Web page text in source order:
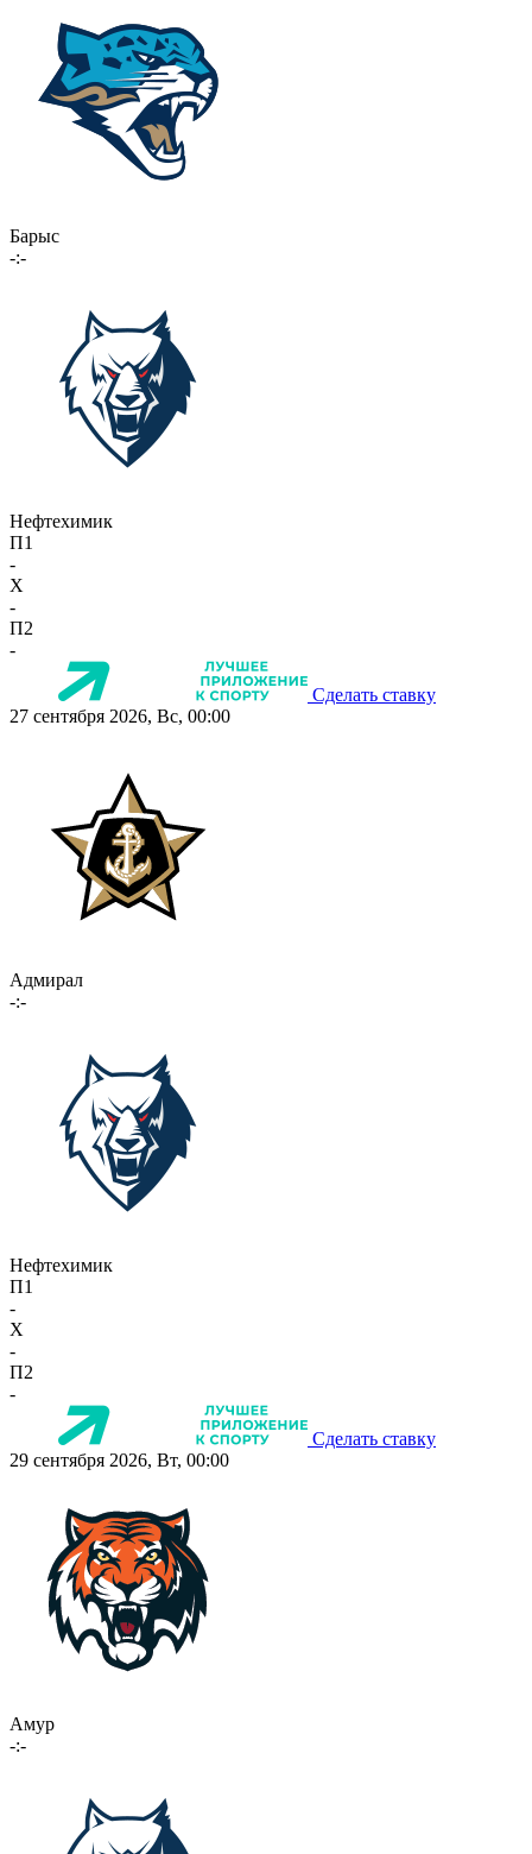
Барыс
-:-
Нефтехимик
П1
-
X
-
П2
-
Сделать ставку
27 сентября 2026, Вс, 00:00
Адмирал
-:-
Нефтехимик
П1
-
X
-
П2
-
Сделать ставку
29 сентября 2026, Вт, 00:00
Амур
-:-